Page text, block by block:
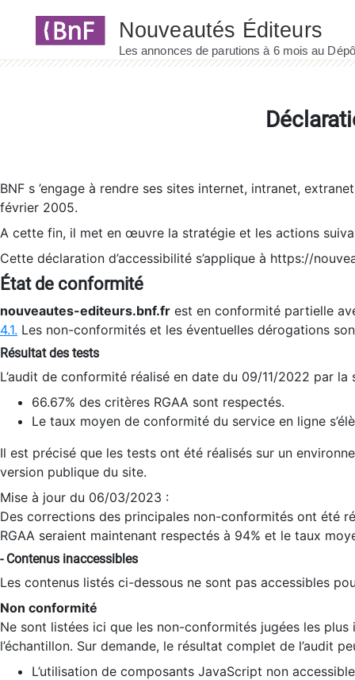
BNF s ’engage à rendre ses sites internet, intranet,
février 2005.
A cette fin, il met en œuvre la stratégie et les actions
Cette déclaration d’accessibilité s’applique à https://
État de conformité
nouveautes-editeurs.bnf.fr est en conformité partielle
4.1. Les non-conformités et les éventuelles dérogations
Résultat des tests
L’audit de conformité réalisé en date du 09/11/2022 par
66.67% des critères RGAA sont respectés.
Le taux moyen de conformité du service en ligne
Il est précisé que les tests ont été réalisés sur un
version publique du site.
Mise à jour du 06/03/2023 :
Des corrections des principales non-conformités ont été
RGAA seraient maintenant respectés à 94% et le taux
- Contenus inaccessibles
Les contenus listés ci-dessous ne sont pas accessibles
Non conformité
Ne sont listées ici que les non-conformités jugées les
l’échantillon. Sur demande, le résultat complet de l’audit
L’utilisation de composants JavaScript non